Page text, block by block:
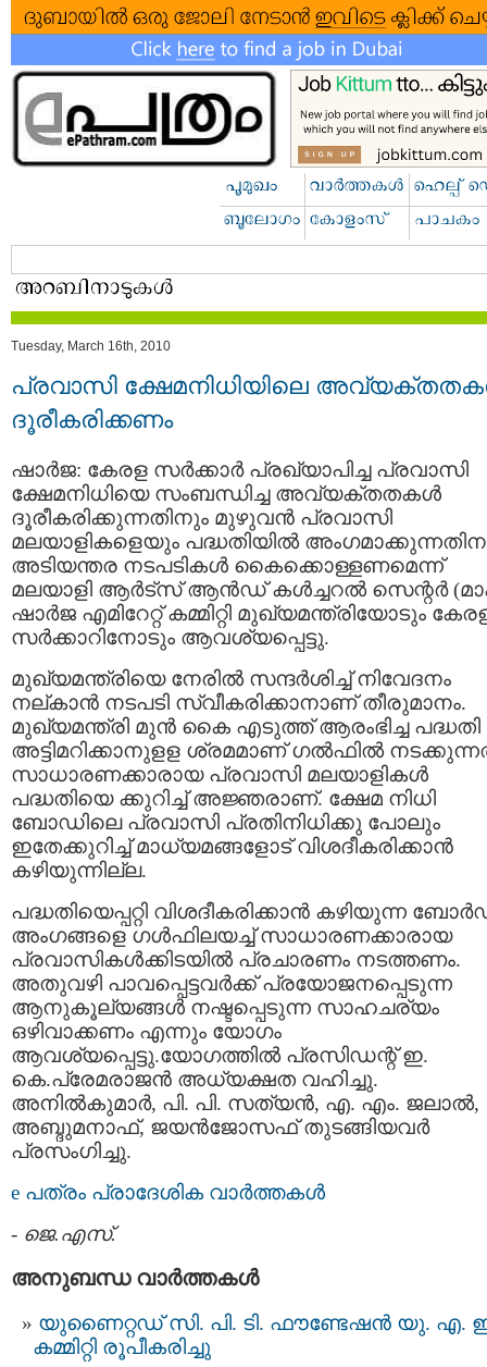
Tuesday, March 16th, 2010
പ്രവാസി ക്ഷേമനിധിയിലെ
ദൂരീകരിക്കണം
ഷാര്‍ജ: കേരള സര്‍ക്കാര്‍ പ്രഖ്യാപിച്ച പ്രവാസി
ക്ഷേമനിധിയെ സംബന്ധിച്ച അവ്യക്തതകള്‍
ദൂരീകരിക്കുന്നതിനും മുഴുവന്‍ പ്രവാസി
മലയാളികളെയും പദ്ധതിയില്‍
അടിയന്തര നടപടികള്‍ കൈക്കൊള്ളണമെന്ന്
മലയാളി ആര്‍ട്‌സ് ആന്‍ഡ് കള്‍ച്ചറല്‍ സെന്റര്‍
ഷാര്‍ജ എമിറേറ്റ് കമ്മിറ്റി മുഖ്യമന്ത്രിയോടും
സര്‍ക്കാറിനോടും ആവശ്യപ്പെട്ടു.
മുഖ്യമന്ത്രിയെ നേരില്‍ സന്ദര്‍ശിച്ച് നിവേദനം
നല്കാന്‍ നടപടി സ്വീകരിക്കാനാണ് തീരുമാനം.
മുഖ്യമന്ത്രി മുന്‍ കൈ എടുത്ത് ആരംഭിച്ച പദ്ധതി
അട്ടിമറിക്കാനുളള ശ്രമമാണ് ഗല്‍ഫില്‍
സാധാരണക്കാരായ പ്രവാസി മലയാളികള്‍
പദ്ധതിയെ ക്കുറിച്ച് അജ്ഞരാണ്. ക്ഷേമ നിധി
ബോഡിലെ പ്രവാസി പ്രതിനിധിക്കു പോലും
ഇതേക്കുറിച്ച് മാധ്യമങ്ങളോട് വിശദീകരിക്കാന്‍
കഴിയുന്നില്ല.
പദ്ധതിയെപ്പറ്റി വിശദീകരിക്കാന്‍ കഴിയുന്ന
അംഗങ്ങളെ ഗള്‍ഫിലയച്ച് സാധാരണക്കാരായ
പ്രവാസികള്‍ക്കിടയില്‍ പ്രചാരണം നടത്തണം.
അതുവഴി പാവപ്പെട്ടവര്‍ക്ക് പ്രയോജനപ്പെടുന്ന
ആനുകൂല്യങ്ങള്‍ നഷ്ടപ്പെടുന്ന സാഹചര്യം
ഒഴിവാക്കണം എന്നും യോഗം
ആവശ്യപ്പെട്ടു.യോഗത്തില്‍ പ്രസിഡന്റ് ഇ.
കെ.പ്രേമരാജന്‍ അധ്യക്ഷത വഹിച്ചു.
അനില്‍കുമാര്‍, പി. പി. സത്യന്‍, എ. എം. ജലാല്‍,
അബ്ദുമനാഫ്, ജയന്‍ജോസഫ് തുടങ്ങിയവര്‍
പ്രസംഗിച്ചു.
e പത്രം പ്രാദേശിക വാര്‍ത്തകള്‍
- ജെ.എസ്.
അനുബന്ധ വാര്‍ത്തകള്‍
യുണൈറ്റഡ് സി. പി. ടി. ഫൗണ്ടേഷൻ യു. എ.
കമ്മിറ്റി രൂപീകരിച്ചു